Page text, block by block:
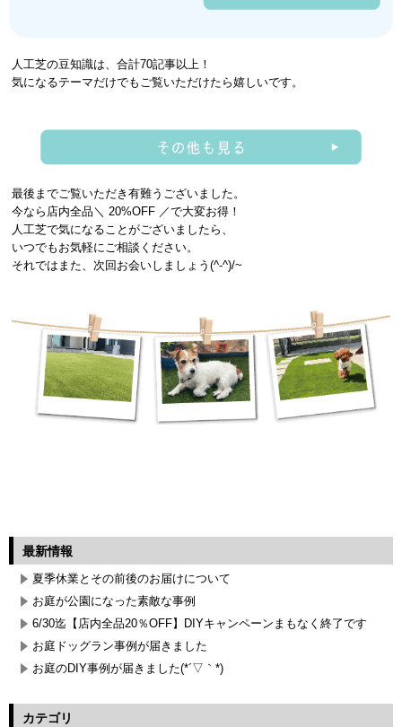
人工芝の豆知識は、合計70記事以上！
気になるテーマだけでもご覧いただけたら嬉しいです。
最後までご覧いただき有難うございました。
今なら店内全品＼ 20%OFF ／で大変お得！
人工芝で気になることがございましたら、
いつでもお気軽にご相談ください。
それではまた、次回お会いしましょう(^-^)/~
最新情報
夏季休業とその前後のお届けについて
お庭が公園になった素敵な事例
6/30迄【店内全品20％OFF】DIYキャンペーンまもなく終了です
お庭ドッグラン事例が届きました
お庭のDIY事例が届きました(*´▽｀*)
カテゴリ